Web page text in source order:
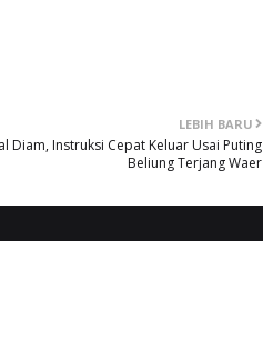
LEBIH BARU
Diam, Instruksi Cepat Keluar Usai Puting
Beliung Terjang Waer